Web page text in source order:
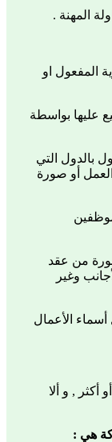
المهنة .
المفعول او
عليها بواسطة
بالدول التي
أو صورة
من عقد
وغير
الأعمال
أكثر , و ألا
هي :